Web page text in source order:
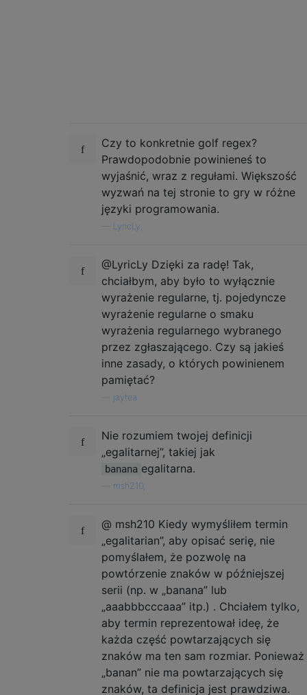
Czy to konkretnie golf regex?
Prawdopodobnie powinieneś to
wyjaśnić, wraz z regułami. Większość
wyzwań na tej stronie to gry w różne
języki programowania.
LyricLy,
@LyricLy Dzięki za radę! Tak,
chciałbym, aby było to wyłącznie
wyrażenie regularne, tj. pojedyncze
wyrażenie regularne o smaku
wyrażenia regularnego wybranego
przez zgłaszającego. Czy są jakieś
inne zasady, o których powinienem
pamiętać?
jaytea
Nie rozumiem twojej definicji
„egalitarnej”, takiej jak
banana egalitarna.
msh210,
@ msh210 Kiedy wymyśliłem termin
„egalitarian”, aby opisać serię, nie
pomyślałem, że pozwolę na
powtórzenie znaków w późniejszej
serii (np. w „banana” lub
„aaabbbcccaaa” itp.) . Chciałem tylko,
aby termin reprezentował ideę, że
każda część powtarzających się
znaków ma ten sam rozmiar. Ponieważ
„banan” nie ma powtarzających się
znaków, ta definicja jest prawdziwa.